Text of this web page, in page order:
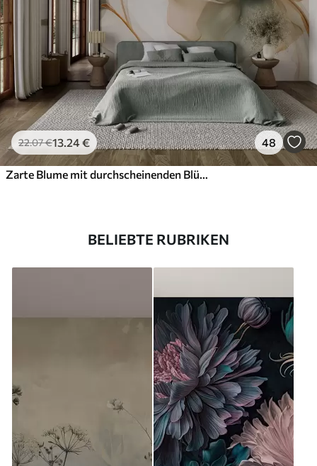
22.07€13 .24€ 48
BELIEBTE RUBRIKEN